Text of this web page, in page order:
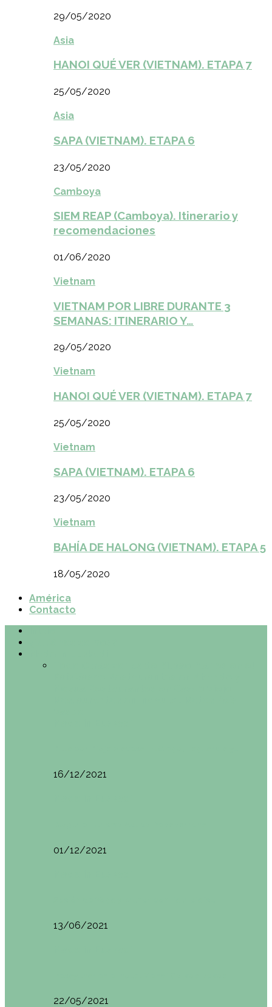
29/05/2020
Asia
HANOI QUÉ VER (VIETNAM). ETAPA 7
25/05/2020
Asia
SAPA (VIETNAM). ETAPA 6
23/05/2020
Camboya
SIEM REAP (Camboya). Itinerario y
recomendaciones
01/06/2020
Vietnam
VIETNAM POR LIBRE DURANTE 3
SEMANAS: ITINERARIO Y…
29/05/2020
Vietnam
HANOI QUÉ VER (VIETNAM). ETAPA 7
25/05/2020
Vietnam
SAPA (VIETNAM). ETAPA 6
23/05/2020
Vietnam
BAHÍA DE HALONG (VIETNAM). ETAPA 5
18/05/2020
América
Contacto
16/12/2021
01/12/2021
13/06/2021
22/05/2021